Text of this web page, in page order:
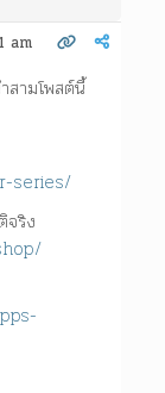
am
ามโพสต์นี้
series/
ริง